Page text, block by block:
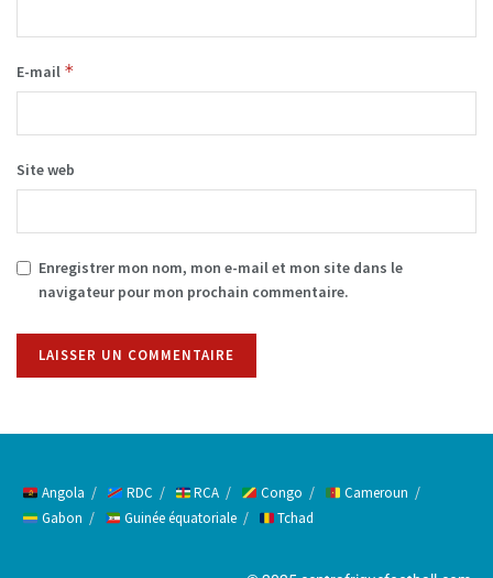
E-mail *
Site web
Enregistrer mon nom, mon e-mail et mon site dans le
navigateur pour mon prochain commentaire.
Angola RDC RCA Congo
Cameroun
Gabon
Guinée équatoriale Tchad